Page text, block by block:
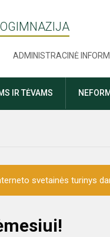
ADMINISTRACINĖ
IR TĖVAMS
svetainės turinys